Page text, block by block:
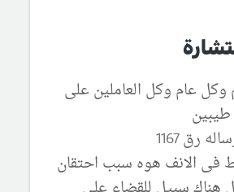
وكل عام وكل العاملين على
طيبين
رق 1167
فى الانف هوه سبب احتقان